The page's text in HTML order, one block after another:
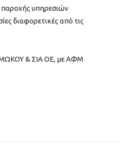
παροχής υπηρεσιών
διαφορετικές από τις
& ΣΙΑ ΟΕ, με ΑΦΜ